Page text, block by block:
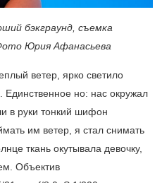
бэкграунд, съемка
Юрия Афанасьева
ветер, ярко светило
Единственное но: нас окружал
в руки тонкий шифон
им ветер, я стал снимать
ткань окутывала девочку,
Объектив